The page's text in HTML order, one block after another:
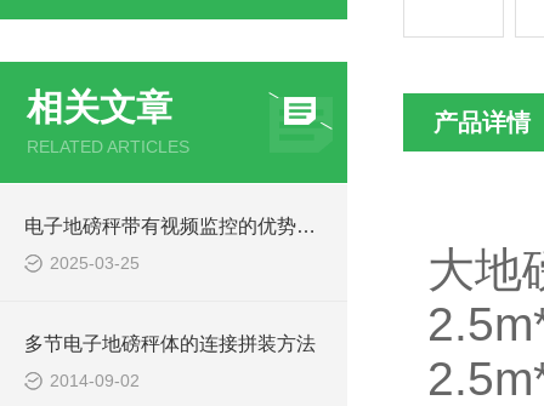
相关文章
RELATED ARTICLES
电子地磅秤带有视频监控的优势和重要性
2025-03-25
多节电子地磅秤体的连接拼装方法
2014-09-02
产品详情
大地